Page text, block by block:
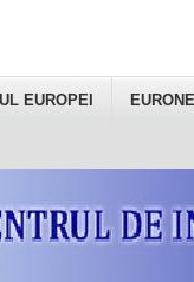
EUROPEI